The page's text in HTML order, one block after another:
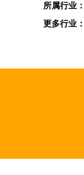
所属行业：
更多行业：